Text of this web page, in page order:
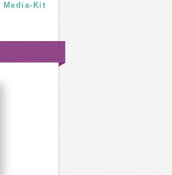
Media-Kit